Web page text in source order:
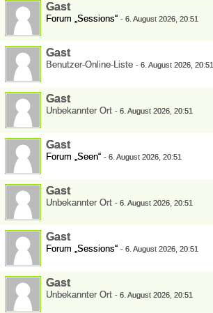
Gast
Forum „Sessions“ - 6. August 2026, 20:51
Gast
Benutzer-Online-Liste - 6. August 2026, 20:51
Gast
Unbekannter Ort - 6. August 2026, 20:51
Gast
Forum „Seen“ - 6. August 2026, 20:51
Gast
Unbekannter Ort - 6. August 2026, 20:51
Gast
Forum „Sessions“ - 6. August 2026, 20:51
Gast
Unbekannter Ort - 6. August 2026, 20:51